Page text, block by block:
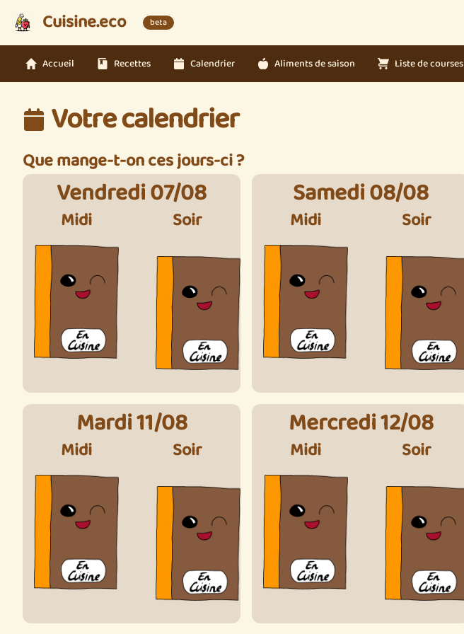
Cuisine.eco beta
Accueil Recettes Calendrier Aliments de saison Liste de courses
Votre calendrier
Que mange-t-on ces jours-ci ?
Vendredi 07/08
Midi Soir
Samedi 08/08
Midi Soir
Mardi 11/08
Midi Soir
Mercredi 12/08
Midi Soir